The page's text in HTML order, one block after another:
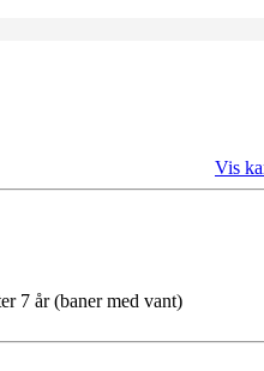
Vis
7 år (baner med vant)